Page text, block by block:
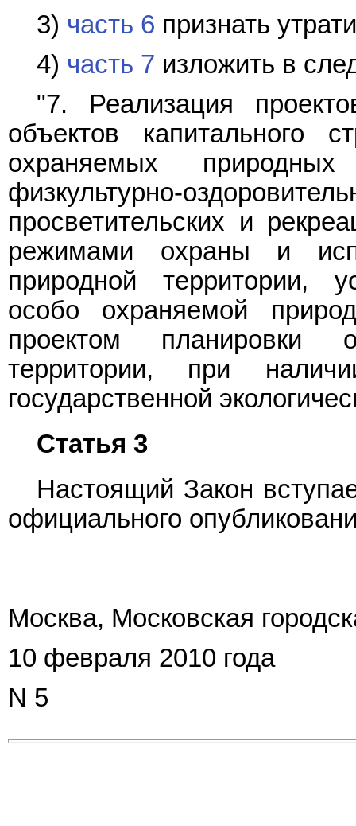
3) часть 6 признать
4) часть 7 изложить в
"7. Реализация
объектов капитального
охраняемых
физкультурно-
просветительских и
режимами охраны и
природной территории,
особо охраняемой
проектом планировки
территории, при
государственной
Статья 3
Настоящий Закон
официального
Москва, Московская
10 февраля 2010 года
N 5